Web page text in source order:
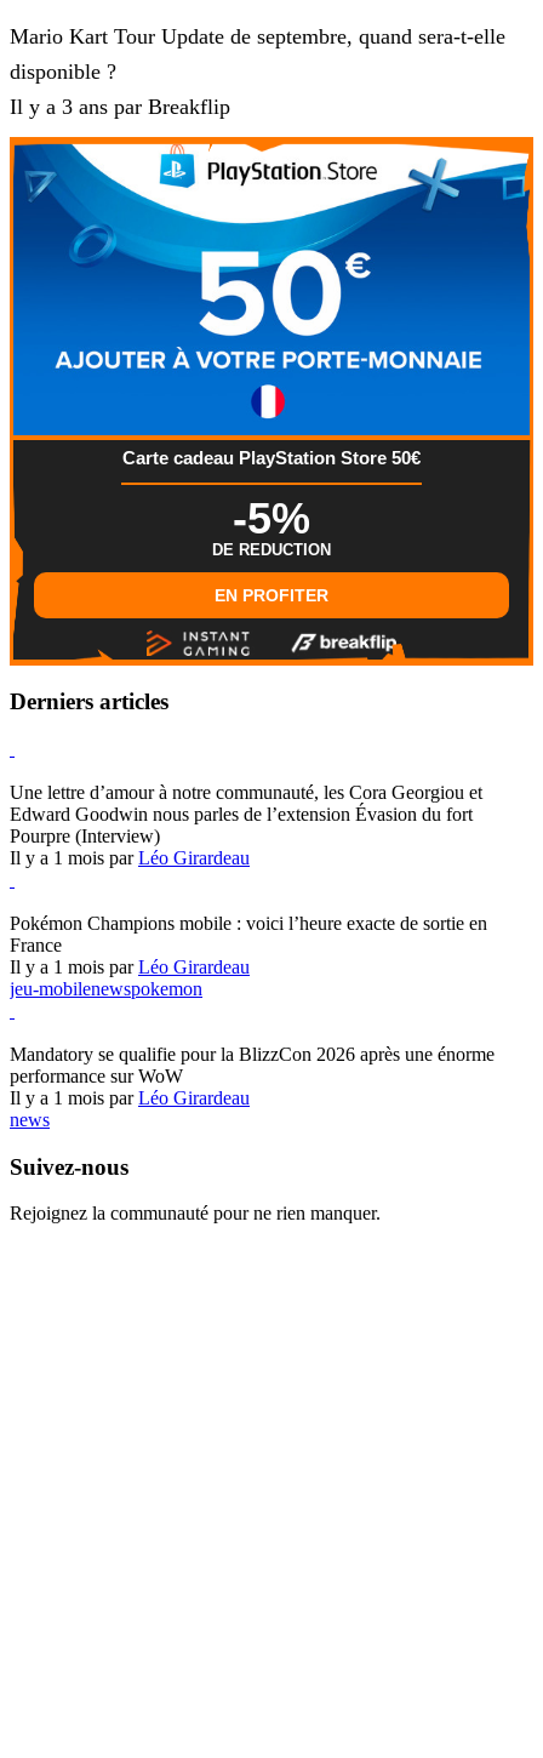
Mario Kart Tour Update de septembre, quand sera-t-elle
disponible ?
Il y a 3 ans par Breakflip
Carte cadeau PlayStation Store 50€
-5%
DE REDUCTION
EN PROFITER
Derniers articles
Une lettre d’amour à notre communauté, les Cora Georgiou et
Edward Goodwin nous parles de l’extension Évasion du fort
Pourpre (Interview)
Il y a 1 mois parLéo Girardeau
Pokémon Champions mobile : voici l’heure exacte de sortie en
France
Il y a 1 mois parLéo Girardeau
jeu-mobilenewspokemon
Mandatory se qualifie pour la BlizzCon 2026 après une énorme
performance sur WoW
Il y a 1 mois parLéo Girardeau
news
Suivez-nous
Rejoignez la communauté pour ne rien manquer.